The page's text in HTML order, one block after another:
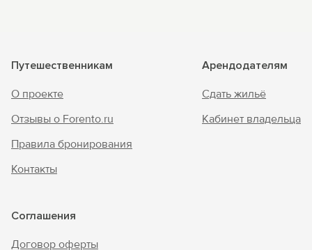
Путешественникам
О проекте
Отзывы о Forento.ru
Правила бронирования
Контакты
Арендодателям
Сдать жильё
Кабинет владельца
Соглашения
Договор оферты